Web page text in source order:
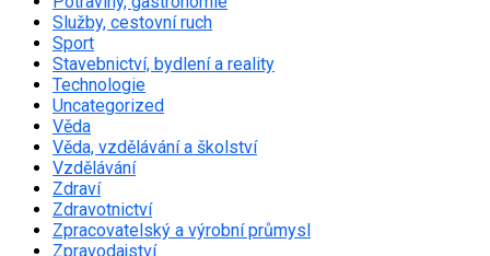
Služby, cestovní ruch
Sport
Stavebnictví, bydlení a reality
Technologie
Uncategorized
Věda
Věda, vzdělávání a školství
Vzdělávání
Zdraví
Zdravotnictví
Zpracovatelský a výrobní průmysl
Zpravodajství